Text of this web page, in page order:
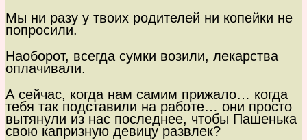
Мы ни разу у твоих родителей ни копейки не
попросили.
Наоборот, всегда сумки возили, лекарства
оплачивали.
А сейчас, когда нам самим прижало… когда
тебя так подставили на работе… они просто
вытянули из нас последнее, чтобы Пашенька
свою капризную девицу развлек?